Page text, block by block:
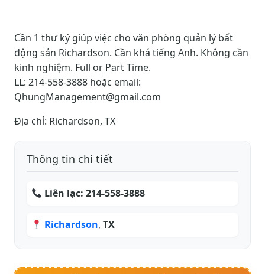
Cần 1 thư ký giúp việc cho văn phòng quản lý bất
động sản Richardson. Cần khá tiếng Anh. Không cần
kinh nghiệm. Full or Part Time.
LL: 214-558-3888 hoặc email:
QhungManagement@gmail.com
Địa chỉ: Richardson, TX
Thông tin chi tiết
Liên lạc:214-558-3888
Richardson,TX